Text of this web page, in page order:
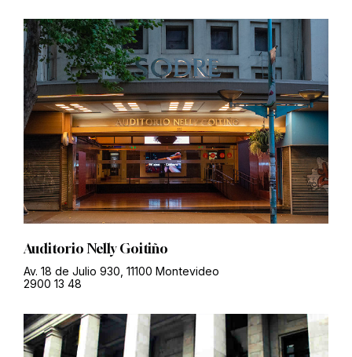
Auditorio Nelly Goitiño
Av. 18 de Julio 930, 11100 Montevideo
2900 13 48